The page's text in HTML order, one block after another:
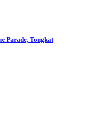
Parade, Tongkat